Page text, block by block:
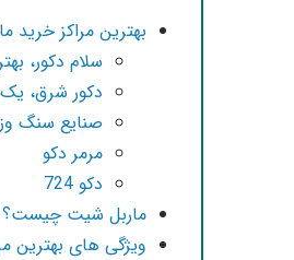
بهترین مراکز خرید
سلام دکور،
دکور شرق،
صنایع سنگ
مرمر دکو
دکو 724
ماربل شیت چیست؟
ویژگی های بهترین